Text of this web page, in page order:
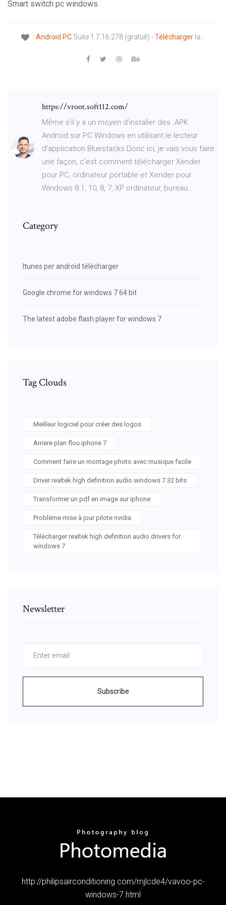
Smart switch pc windows
Android PC Suite 1.7.16.278 (gratuit) -Télécharger la…
https://vroot.soft112.com/
Même s’il y a un moyen d’installer des .APK
Android sur PC Windows en utilisant le lecteur
d’application Bluestacks.Donc ici, je vais vous faire
une façon, c’est comment télécharger Xender
pour PC, ordinateur portable et Xender pour
Windows 8.1, 10, 8, 7, XP ordinateur, bureau.
Category
Itunes per android télécharger
Google chrome for windows 7 64 bit
The latest adobe flash player for windows 7
Tag Clouds
Meilleur logiciel pour créer des logos
Arriere plan flou iphone 7
Comment faire un montage photo avec musique facile
Driver realtek high definition audio windows 7 32 bits
Transformer un pdf en image sur iphone
Problème mise à jour pilote nvidia
Télécharger realtek high definition audio drivers for
windows 7
Newsletter
Subscribe
http://philipsairconditioning.com/mjlcde4/vavoo-pc-
windows-7.html